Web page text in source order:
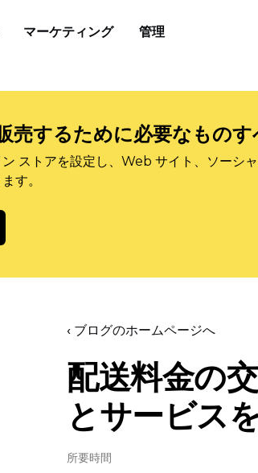
マーケティング 管理
売するために必要なものす
ストアを設定し、Web サイト、ソーシ
す。
‹ ブログのホームページへ
配送料金の
とサービス
所要時間